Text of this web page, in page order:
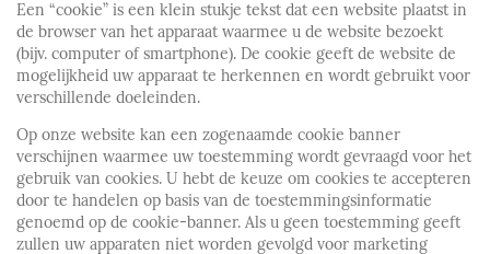
Een “cookie” is een klein stukje tekst dat een website plaatst in
de browser van het apparaat waarmee u de website bezoekt
(bijv. computer of smartphone). De cookie geeft de website de
mogelijkheid uw apparaat te herkennen en wordt gebruikt voor
verschillende doeleinden.
Op onze website kan een zogenaamde cookie banner
verschijnen waarmee uw toestemming wordt gevraagd voor het
gebruik van cookies. U hebt de keuze om cookies te accepteren
door te handelen op basis van de toestemmingsinformatie
genoemd op de cookie-banner. Als u geen toestemming geeft
zullen uw apparaten niet worden gevolgd voor marketing